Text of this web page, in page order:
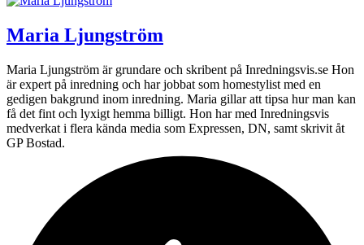
Maria Ljungström
Maria Ljungström är grundare och skribent på Inredningsvis.se Hon
är expert på inredning och har jobbat som homestylist med en
gedigen bakgrund inom inredning. Maria gillar att tipsa hur man kan
få det fint och lyxigt hemma billigt. Hon har med Inredningsvis
medverkat i flera kända media som Expressen, DN, samt skrivit åt
GP Bostad.